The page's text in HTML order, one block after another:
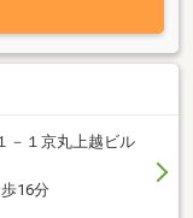
－１京丸上越ビル
16分